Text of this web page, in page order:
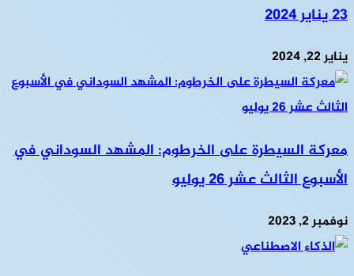
23 يناير 2024
يناير 22, 2024
معركة السيطرة على الخرطوم: المشهد السوداني في
الأسبوع الثالث عشر 26 يوليو
نوفمبر 2, 2023